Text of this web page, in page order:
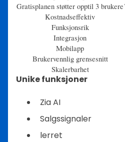
Gratisplanen støtter opptil 3 brukere
Kostnadseffektiv
Funksjonsrik
Integrasjon
Mobilapp
Brukervennlig grensesnitt
Skalerbarhet
Unike funksjoner
Zia AI
Salgssignaler
lerret